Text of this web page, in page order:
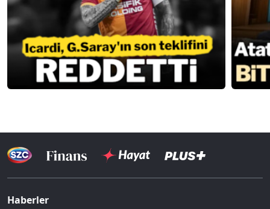
Haberler